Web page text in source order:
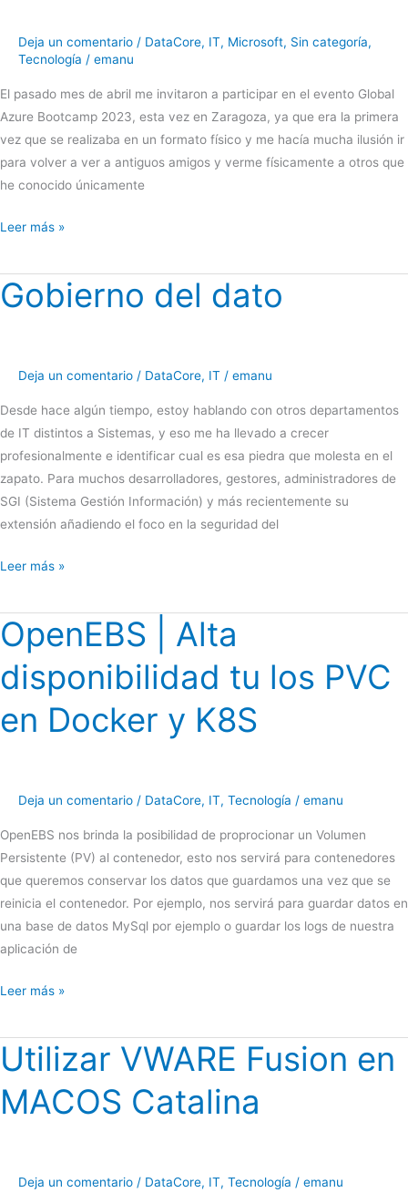
Deja un comentario / DataCore, IT, Microsoft, Sin categoría,
Tecnología / emanu
El pasado mes de abril me invitaron a participar en el evento Global
Azure Bootcamp 2023, esta vez en Zaragoza, ya que era la primera
vez que se realizaba en un formato físico y me hacía mucha ilusión ir
para volver a ver a antiguos amigos y verme físicamente a otros que
he conocido únicamente
GAB23
Entornos
híbridos
almacenamiento
Leer más »
Gobierno del dato
Deja un comentario / DataCore, IT / emanu
Desde hace algún tiempo, estoy hablando con otros departamentos
de IT distintos a Sistemas, y eso me ha llevado a crecer
profesionalmente e identificar cual es esa piedra que molesta en el
zapato. Para muchos desarrolladores, gestores, administradores de
SGI (Sistema Gestión Información) y más recientemente su
extensión añadiendo el foco en la seguridad del
Gobierno
dato
Leer más »
OpenEBS | Alta
disponibilidad tu los PVC
en Docker y K8S
Deja un comentario / DataCore, IT, Tecnología / emanu
OpenEBS nos brinda la posibilidad de proprocionar un Volumen
Persistente (PV) al contenedor, esto nos servirá para contenedores
que queremos conservar los datos que guardamos una vez que se
reinicia el contenedor. Por ejemplo, nos servirá para guardar datos en
una base de datos MySql por ejemplo o guardar los logs de nuestra
aplicación de
OpenEBS
Alta
disponibilidad
los
Leer más »
Utilizar VWARE Fusion en
MACOS Catalina
Deja un comentario / DataCore, IT, Tecnología / emanu